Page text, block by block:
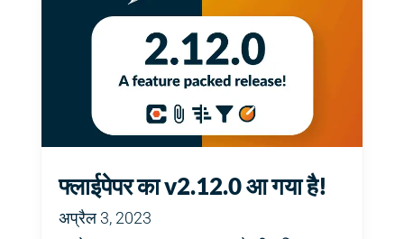
फ्लाईपेपर का v2.12.0 आ गया है!
अप्रैल 3, 2023